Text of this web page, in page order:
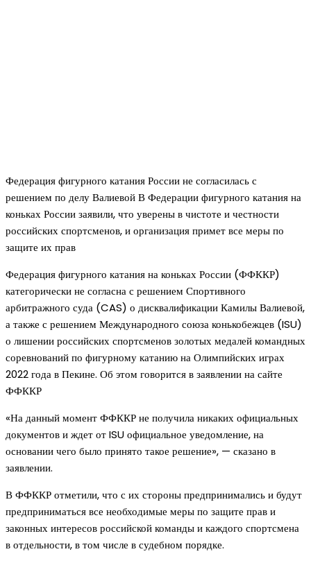
Федерация фигурного катания России не согласилась с
решением по делу Валиевой В Федерации фигурного катания на
коньках России заявили, что уверены в чистоте и честности
российских спортсменов, и организация примет все меры по
защите их прав
Федерация фигурного катания на коньках России (ФФККР)
категорически не согласна с решением Спортивного
арбитражного суда (CAS) о дисквалификации Камилы Валиевой,
а также с решением Международного союза конькобежцев (ISU)
о лишении российских спортсменов золотых медалей командных
соревнований по фигурному катанию на Олимпийских играх
2022 года в Пекине. Об этом говорится в заявлении на сайте
ФФККР
«На данный момент ФФККР не получила никаких официальных
документов и ждет от ISU официальное уведомление, на
основании чего было принято такое решение», — сказано в
заявлении.
В ФФККР отметили, что с их стороны предпринимались и будут
предприниматься все необходимые меры по защите прав и
законных интересов российской команды и каждого спортсмена
в отдельности, в том числе в судебном порядке.